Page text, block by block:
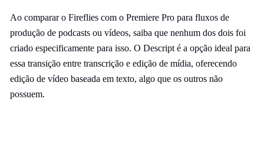
Ao comparar o Fireflies com o Premiere Pro para fluxos de
produção de podcasts ou vídeos, saiba que nenhum dos dois foi
criado especificamente para isso. O Descript é a opção ideal para
essa transição entre transcrição e edição de mídia, oferecendo
edição de vídeo baseada em texto, algo que os outros não
possuem.